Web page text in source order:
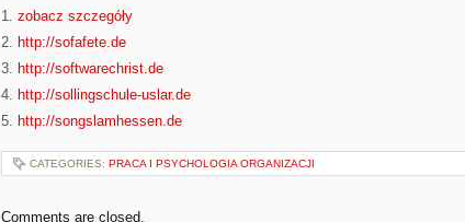
1. zobacz szczegóły
2. http://sofafete.de
3. http://softwarechrist.de
4. http://sollingschule-uslar.de
5. http://songslamhessen.de
CATEGORIES: PRACA I PSYCHOLOGIA ORGANIZACJI
Comments are closed.